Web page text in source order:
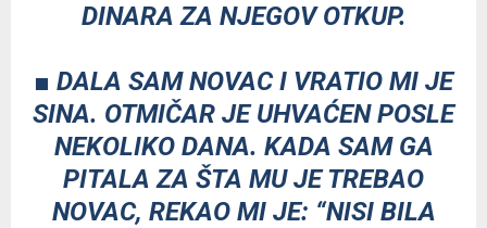
DINARA ZA NJEGOV OTKUP.
■ DALA SAM NOVAC I VRATIO MI JE
SINA. OTMIČAR JE UHVAĆEN POSLE
NEKOLIKO DANA. KADA SAM GA
PITALA ZA ŠTA MU JE TREBAO
NOVAC, REKAO MI JE: “NISI BILA